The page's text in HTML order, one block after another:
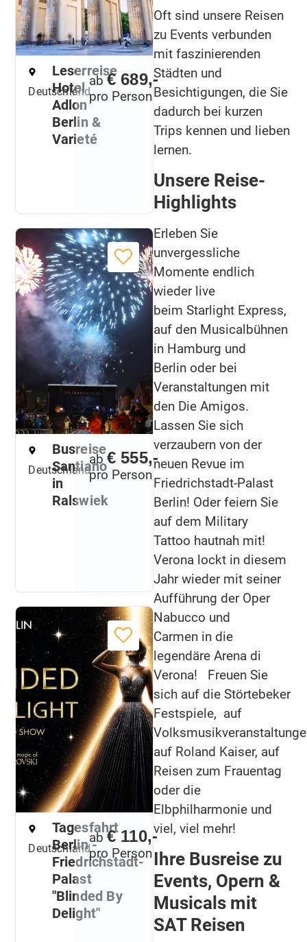
Deutschland
Leserreise
Hotel
Adlon
Berlin &
Varieté
ab€ 689,-
pro Person
Deutschland
Busreise
Santiano
in
Ralswiek
ab€ 555,-
pro Person
Deutschland
Tagesfahrt
Berlin -
Friedrichstadt-
Palast
"Blinded By
Delight"
ab€ 110,-
pro Person
Oft sind unsere Reisen
zu Events verbunden
mit faszinierenden
Städten und
Besichtigungen, die Sie
dadurch bei kurzen
Trips kennen und lieben
lernen.
Unsere Reise-
Highlights
Erleben Sie
unvergessliche
Momente endlich
wieder live
beim Starlight Express,
auf den Musicalbühnen
in Hamburg und
Berlin oder bei
Veranstaltungen mit
den Die Amigos.
Lassen Sie sich
verzaubern von der
neuen Revue im
Friedrichstadt-Palast
Berlin! Oder feiern Sie
auf dem Military
Tattoo hautnah mit!
Verona lockt in diesem
Jahr wieder mit seiner
Aufführung der Oper
Nabucco und
Carmen in die
legendäre Arena di
Verona! Freuen Sie
sich auf die Störtebeker
Festspiele, auf
auf Roland Kaiser, auf
Reisen zum Frauentag
oder die
Elbphilharmonie und
viel, viel mehr!
Ihre Busreise zu
Events, Opern &
Musicals mit
SAT Reisen